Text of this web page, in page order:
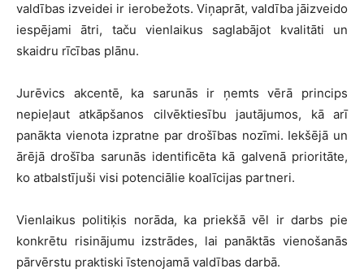
valdības izveidei ir ierobežots. Viņaprāt, valdība jāizveido
iespējami ātri, taču vienlaikus saglabājot kvalitāti un
skaidru rīcības plānu.
Jurēvics akcentē, ka sarunās ir ņemts vērā princips
nepieļaut atkāpšanos cilvēktiesību jautājumos, kā arī
panākta vienota izpratne par drošības nozīmi. Iekšējā un
ārējā drošība sarunās identificēta kā galvenā prioritāte,
ko atbalstījuši visi potenciālie koalīcijas partneri.
Vienlaikus politiķis norāda, ka priekšā vēl ir darbs pie
konkrētu risinājumu izstrādes, lai panāktās vienošanās
pārvērstu praktiski īstenojamā valdības darbā.